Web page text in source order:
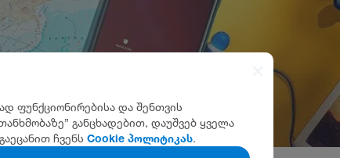
ფუნქციონირებისა და შენთვის
განცხადებით, დაუშვებ ყველა
ჩვენს Cookie პოლიტიკას.